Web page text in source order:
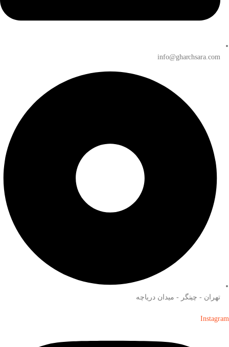
info@gharchsara.com
تهران - چیتگر - میدان دریاچه
Instagram